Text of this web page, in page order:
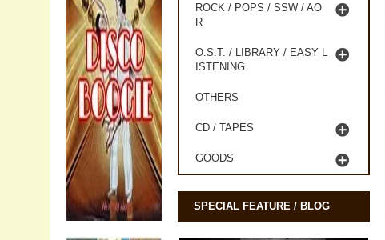
ROCK / POPS / SSW / AO
R
O.S.T. / LIBRARY / EASY L
ISTENING
OTHERS
CD / TAPES
GOODS
SPECIAL FEATURE / BLOG